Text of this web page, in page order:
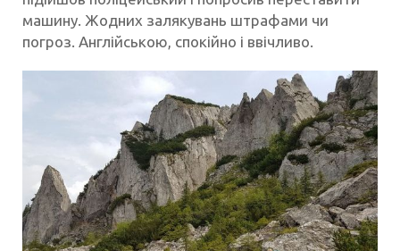
машину. Жодних залякувань штрафами чи
погроз. Англійською, спокійно і ввічливо.